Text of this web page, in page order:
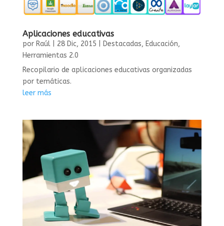
Aplicaciones educativas
por Raúl| 28 Dic, 2015 Destacadas, Educación,
Herramientas 2.0
Recopilario de aplicaciones educativas organizadas
por temáticas.
leer más